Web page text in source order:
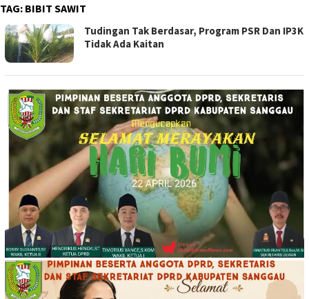
TAG: BIBIT SAWIT
Tudingan Tak Berdasar, Program PSR Dan IP3K
Tidak Ada Kaitan